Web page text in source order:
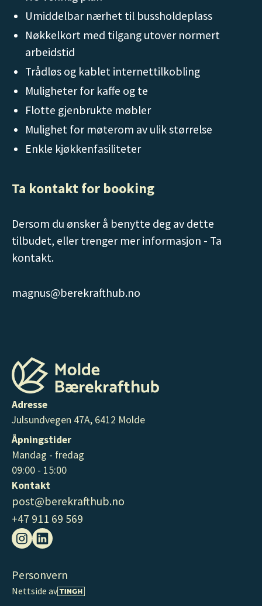
Umiddelbar nærhet til bussholdeplass
Nøkkelkort med tilgang utover normert
arbeidstid
Trådløs og kablet internettilkobling
Muligheter for kaffe og te
Flotte gjenbrukte møbler
Mulighet for møterom av ulik størrelse
Enkle kjøkkenfasiliteter
Ta kontakt for booking
Dersom du ønsker å benytte deg av dette
tilbudet, eller trenger mer informasjon - Ta
kontakt.
magnus@berekrafthub.no
Adresse
Julsundvegen 47A, 6412 Molde
Åpningstider
Mandag - fredag
09:00 - 15:00
Kontakt
post@berekrafthub.no
+47 911 69 569
Personvern
Nettside av